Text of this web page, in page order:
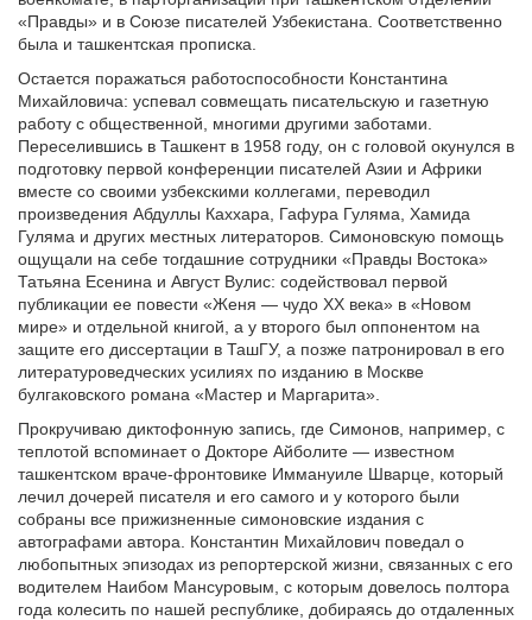
«Правды» и в Союзе писателей Узбекистана. Соответственно
была и ташкентская прописка.
Остается поражаться работоспособности Константина
Михайловича: успевал совмещать писательскую и газетную
работу с общественной, многими другими заботами.
Переселившись в Ташкент в 1958 году, он с головой окунулся в
подготовку первой конференции писателей Азии и Африки
вместе со своими узбекскими коллегами, переводил
произведения Абдуллы Каххара, Гафура Гуляма, Хамида
Гуляма и других местных литераторов. Симоновскую помощь
ощущали на себе тогдашние сотрудники «Правды Востока»
Татьяна Есенина и Август Вулис: содействовал первой
публикации ее повести «Женя — чудо XX века» в «Новом
мире» и отдельной книгой, а у второго был оппонентом на
защите его диссертации в ТашГУ, а позже патронировал в его
литературоведческих усилиях по изданию в Москве
булгаковского романа «Мастер и Маргарита».
Прокручиваю диктофонную запись, где Симонов, например, с
теплотой вспоминает о Докторе Айболите — известном
ташкентском враче-фронтовике Иммануиле Шварце, который
лечил дочерей писателя и его самого и у которого были
собраны все прижизненные симоновские издания с
автографами автора. Константин Михайлович поведал о
любопытных эпизодах из репортерской жизни, связанных с его
водителем Наибом Мансуровым, с которым довелось полтора
года колесить по нашей республике, добираясь до отдаленных